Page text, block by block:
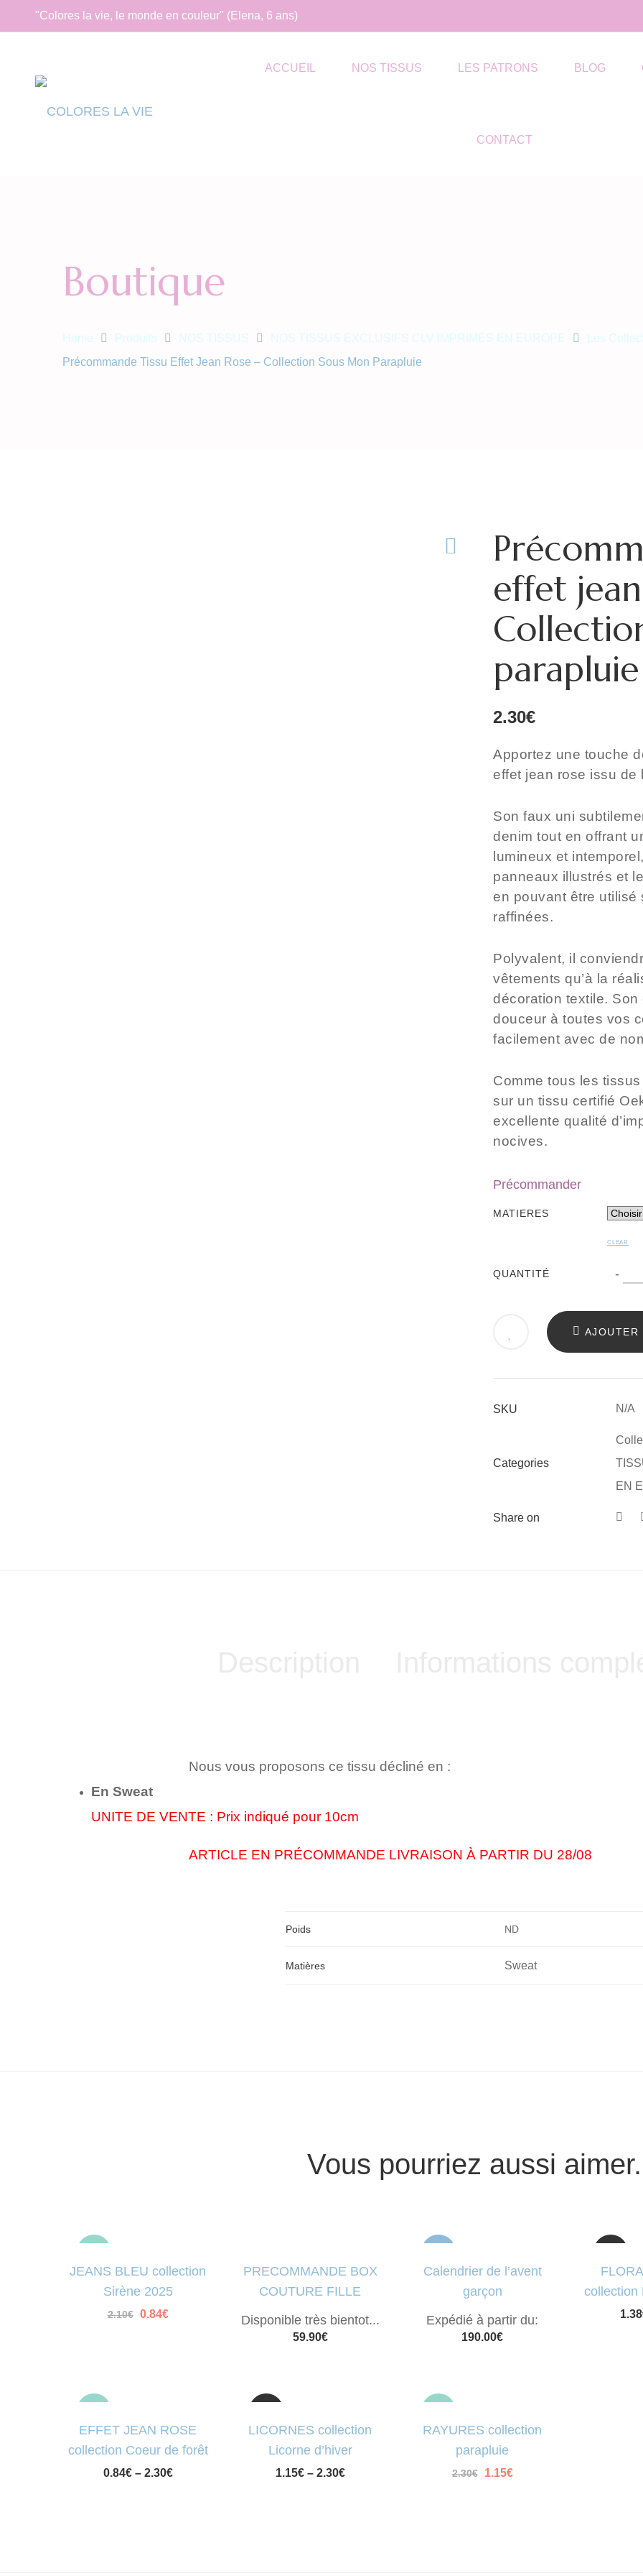
"Colores la vie, le monde en couleur" (Elena, 6 ans)
ACCUEIL NOS TISSUS LES PATRONS BLOG
CONTACT
Boutique
Home Produits NOS TISSUS NOS TISSUS EXCLUSIFS CLV IMPRIMÉS EN EUROPE Les
Précommande Tissu Effet Jean Rose – Collection Sous Mon Parapluie
effet
parapluie
2.30€
Apportez une touche
effet jean rose issu de
Son faux uni
denim tout en offrant
lumineux et
panneaux illustrés et
en pouvant être utilisé
raffinées.
Polyvalent, il
vêtements qu’à la
décoration textile.
douceur à toutes vos
facilement avec de
Comme tous les
sur un tissu certifié
excellente qualité
nocives.
Précommander
MATIERES
CLEAR
QUANTITÉ -
AJOUTER
SKU N/A
Categories
EN
Share on
Nous vous proposons ce tissu décliné en :
En Sweat
UNITE DE VENTE : Prix indiqué pour 10cm
ARTICLE EN PRÉCOMMANDE LIVRAISON À PARTIR DU 28/08
Poids ND
Matières Sweat
Vous pourriez aussi
JEANS BLEU collection
Sirène 2025
2.10€ Le
0.84€Le
PRECOMMANDE BOX
COUTURE FILLE
Disponible très bientot...
59.90€
Calendrier de l’avent
garçon
Expédié à partir du:
190.00€
sale
collection
1.38
EFFET JEAN ROSE
collection Coeur de forêt
0.84€– 2.30€
sale
LICORNES collection
Licorne d’hiver
1.15€– 2.30€
RAYURES collection
parapluie
2.30€
Le
1.15€Le